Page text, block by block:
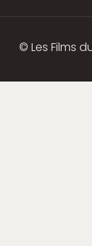
© Les Films